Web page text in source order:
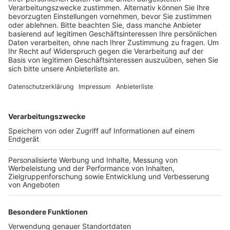
Empfehlung für den Merzenicher Ortsteil
Morschenich.
Veröffentlicht:Donnerstag, 08.10.2020 07:41
Anzeige
Leitentscheidung „bergbaulich nicht mehr erforderlich“.
Das heißt: wer jetzt noch in Alt-Morschenich lebt, soll
bis 2024 Zeit haben, um zu entscheiden, ob er
umgesiedelt werden will oder nicht. Was mit den
leerstehenden Gebäuden und verlassenen Straßen
passieren soll, ist noch nicht geklärt. Anders sieht es
bei den fünf Erkelenzer Ortschaften aus, zu denen
zum Beispiel auch Keyenberg gehört. Sie sollen bis
2028 umgesiedelt werden.